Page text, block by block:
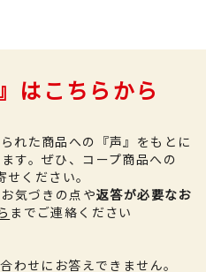
はこちらから
れた商品への『声』をもとに
す。 ぜひ、コープ商品への
せください。
気づきの点や返答が必要なお
までご連絡ください
わせにお答えできません。